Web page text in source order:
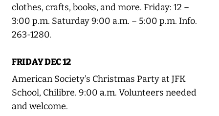
clothes, crafts, books, and more. Friday: 12 –
3:00 p.m. Saturday 9:00 a.m. – 5:00 p.m. Info.
263-1280.
FRIDAY DEC 12
American Society’s Christmas Party at JFK
School, Chilibre. 9:00 a.m. Volunteers needed
and welcome.